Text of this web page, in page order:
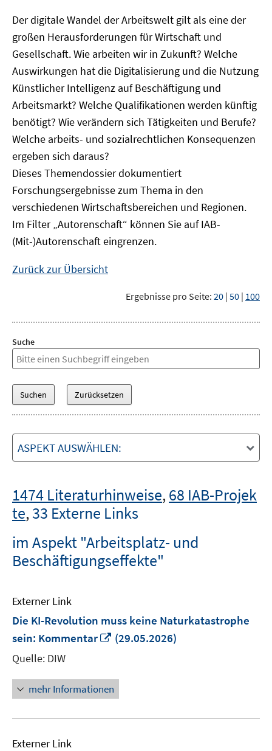
Der digitale Wandel der Arbeitswelt gilt als eine der
großen Herausforderungen für Wirtschaft und
Gesellschaft. Wie arbeiten wir in Zukunft? Welche
Auswirkungen hat die Digitalisierung und die Nutzung
Künstlicher Intelligenz auf Beschäftigung und
Arbeitsmarkt? Welche Qualifikationen werden künftig
benötigt? Wie verändern sich Tätigkeiten und Berufe?
Welche arbeits- und sozialrechtlichen Konsequenzen
ergeben sich daraus?
Dieses Themendossier dokumentiert
Forschungsergebnisse zum Thema in den
verschiedenen Wirtschaftsbereichen und Regionen.
Im Filter „Autorenschaft“ können Sie auf IAB-
(Mit-)Autorenschaft eingrenzen.
Zurück zur Übersicht
Ergebnisse pro Seite: 20 | 50 | 100
Suche
ASPEKT AUSWÄHLEN:
1474 Literaturhinweise,68 IAB-Projek
te,33 Externe Links
im Aspekt "Arbeitsplatz- und
Beschäftigungseffekte"
Externer Link
Die KI-Revolution muss keine Naturkatastrophe
sein: Kommentar
In
öffnen
(29.05.2026)
Quelle: DIW
mehr Informationen
Externer Link